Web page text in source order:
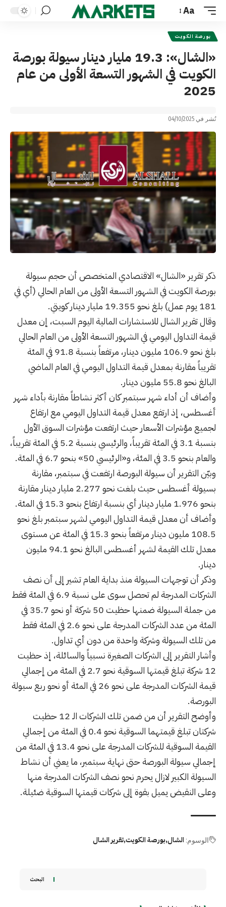
Font
Resizer
Aa
بورصة الكويت
«الشال»: 19.3 مليار دينار سيولة بورصة
الكويت في الشهور التسعة الأولى من عام
2025
نُشر في 04/10/2025
ذكر تقرير «الشال» الاقتصادي المتخصص أن حجم سيولة
بورصة الكويت في الشهور التسعة الأولى من العام الحالي (أي في
181 يوم عمل) بلغ نحو 19.355 مليار دينار كويتي.
وقال تقرير الشال للاستشارات المالية اليوم السبت، إن معدل
قيمة التداول اليومي في الشهور التسعة الأولى من العام الحالي
بلغ نحو 106.9 مليون دينار، مرتفعاً بنسبة 91.8 في المئة
تقريباً مقارنة بمعدل قيمة التداول اليومي في العام الماضي
البالغ نحو 55.8 مليون دينار.
وأضاف أن أداء شهر سبتمبر كان أكثر نشاطاً مقارنة بأداء شهر
أغسطس، إذ ارتفع معدل قيمة التداول اليومي مع ارتفاع
لجميع مؤشرات الأسعار حيث ارتفعت مؤشرات السوق الأول
بنسبة 3.1 في المئة تقريباً، والرئيسي بنسبة 5.2 في المئة تقريباً،
والعام بنحو 3.5 في المئة، و«الرئيسي 50» بنحو 6.7 في المئة.
وبيّن التقرير أن سيولة البورصة ارتفعت في سبتمبر، مقارنة
بسيولة أغسطس حيث بلغت نحو 2.277 مليار دينار مقارنة
بنحو 1.976 مليار دينار أي بنسبة ارتفاع بنحو 15.3 في المئة.
وأضاف أن معدل قيمة التداول اليومي لشهر سبتمبر بلغ نحو
108.5 مليون دينار مرتفعاً بنحو 15.3 في المئة عن مستوى
معدل تلك القيمة لشهر أغسطس البالغ نحو 94.1 مليون
دينار.
وذكر أن توجهات السيولة منذ بداية العام تشير إلى أن نصف
الشركات المدرجة لم تحصل سوى على نسبة 6.9 في المئة فقط
من جملة السيولة ضمنها حظيت 50 شركة أو نحو 35.7 في
المئة من عدد الشركات المدرجة على نحو 2.6 في المئة فقط
من تلك السيولة وشركة واحدة من دون أي تداول.
وأشار التقرير إلى الشركات الصغيرة نسبياً والسائلة، إذ حظيت
12 شركة تبلغ قيمتها السوقية نحو 2.7 في المئة من إجمالي
قيمة الشركات المدرجة على نحو 26 في المئة أو نحو ربع سيولة
البورصة.
وأوضح التقرير أن من ضمن تلك الشركات الـ 12 حظيت
شركتان تبلغ قيمتهما السوقية نحو 0.4 في المئة من إجمالي
القيمة السوقية للشركات المدرجة على نحو 13.4 في المئة من
إجمالي سيولة البورصة حتى نهاية سبتمبر، ما يعني أن نشاط
السيولة الكبير لازال يحرم نحو نصف الشركات المدرجة منها
وعلى النقيض يميل بقوة إلى شركات قيمتها السوقية ضئيلة.
الوسوم: الشالبورصة الكويتتقرير الشال
البحث